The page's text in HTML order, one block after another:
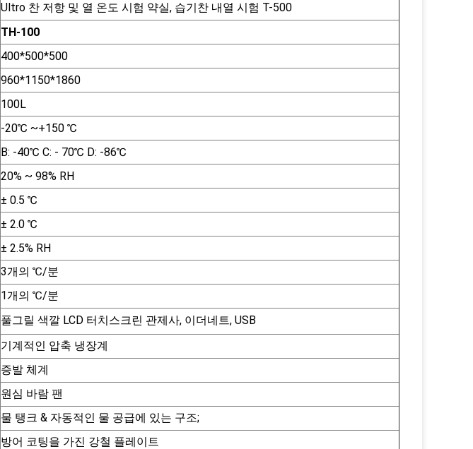
Ultro 찬 저항 및 열 온도 시험 약실, 습기찬 내열 시험 T-500
TH-100
400*500*500
960*1150*1860
100L
-20℃ ~+150 ℃
B: -40℃ C: - 70℃ D: -86℃
20% ~ 98% RH
± 0.5 ℃
± 2.0 ℃
± 2.5% RH
3개의 ℃/분
1개의 ℃/분
풀그릴 색깔 LCD 터치스크린 관제사, 이더네트, USB
기계적인 압축 냉장계
증발 체계
원심 바람 팬
물 탱크 & 자동적인 물 공급에 있는 구조;
방어 코팅을 가진 강철 플레이트